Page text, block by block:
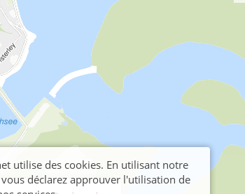
utilise des cookies. En utilisant notre
déclarez approuver l'utilisation de